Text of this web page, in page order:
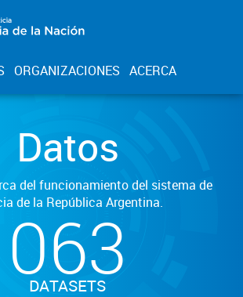
ORGANIZACIONES ACERCA
Datos
del funcionamiento del sistema de
de la República Argentina.
063
DATASETS